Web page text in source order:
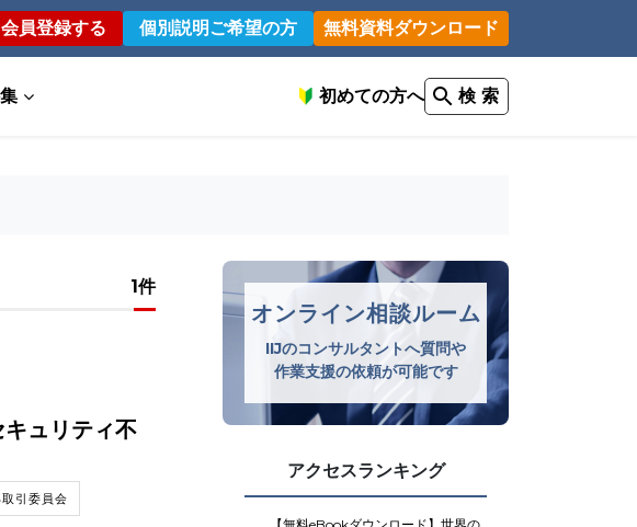
員登録する 個別説明ご希望の方 無料資料ダウンロード
初めての方へ 検 索
1件
ュリティ不
引委員会
オンライン相談ルーム
IIJのコンサルタントへ質問や
作業支援の依頼が可能です
アクセスランキング